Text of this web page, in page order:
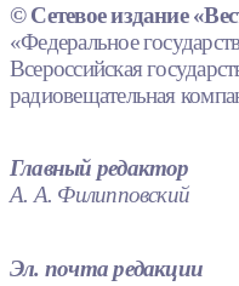
© Сетевое издание
«Федеральное
Всероссийская
радиовещательная
Главный редактор
А. А. Филипповский
Эл. почта редакции